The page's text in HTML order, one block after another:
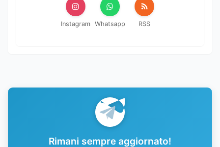
Instagram Whatsapp RSS
Rimani sempre aggiornato!